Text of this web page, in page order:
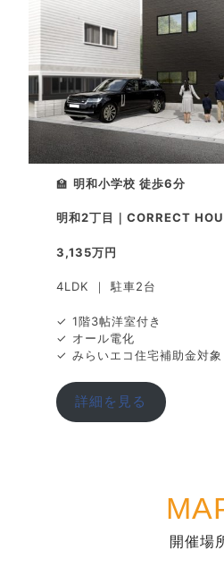
🏫 明和小学校 徒歩6分
明和2丁目｜CORRECT
3,135万円
4LDK ｜ 駐車2台
✓ 1階3帖洋室付き
✓ オール電化
✓ みらいエコ住宅補助金対象
詳細を見る
開催場